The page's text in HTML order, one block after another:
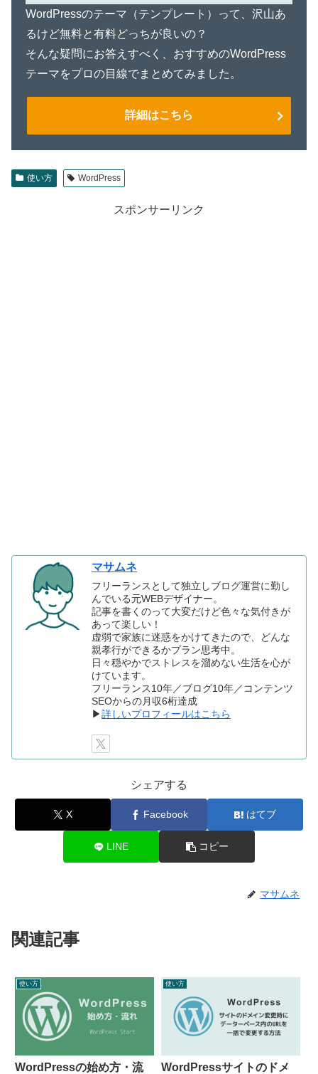
WordPressのテーマ（テンプレート）って、沢山あ
るけど無料と有料どっちが良いの？
そんな疑問にお答えすべく、おすすめのWordPress
テーマをプロの目線でまとめてみました。
詳細はこちら
使い方 WordPress
スポンサーリンク
マサムネ
フリーランスとして独立しブログ運営に勤し
んでいる元WEBデザイナー。
記事を書くのって大変だけど色々な気付きが
あって楽しい！
虚弱で家族に迷惑をかけてきたので、どんな
親孝行ができるかプラン思考中。
日々穏やかでストレスを溜めない生活を心が
けています。
フリーランス10年／ブログ10年／コンテンツ
SEOからの月収6桁達成
▶詳しいプロフィールはこちら
シェアする
X Facebook はてブ
LINE コピー
マサムネ
関連記事
使い方
WordPressの始め方・流
使い方
WordPressサイトのドメ